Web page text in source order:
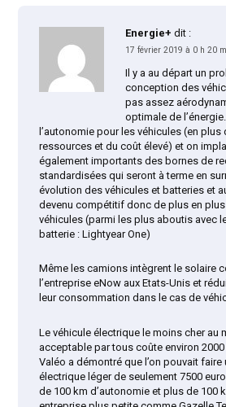
Energie+ dit :
17 février 2019 à 0 h 20
Il y a au départ un
conception des
pas assez
optimale de
l’autonomie pour les véhicules (en
ressources et du coût élevé) et on
également importants des bornes de
standardisées qui seront à terme en
évolution des véhicules et batteries et
devenu compétitif donc de plus en
véhicules (parmi les plus aboutis avec
batterie : Lightyear One)
Même les camions intègrent le solaire
l’entreprise eNow aux Etats-Unis et
leur consommation dans le cas de
Le véhicule électrique le moins cher au
acceptable par tous coûte environ
Valéo a démontré que l’on pouvait faire
électrique léger de seulement 7500
de 100 km d’autonomie et plus de 100